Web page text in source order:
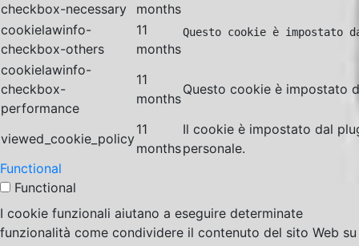
checkbox-necessary
months
cookielawinfo-
checkbox-others
11
months
Questo cookie è
cookielawinfo-
checkbox-
performance
11
months
Questo cookie è impostato
viewed_cookie_policy
11
months
Il cookie è impostato dal
personale.
Functional
Functional
I cookie funzionali aiutano a eseguire determinate
funzionalità come condividere il contenuto del sito Web su